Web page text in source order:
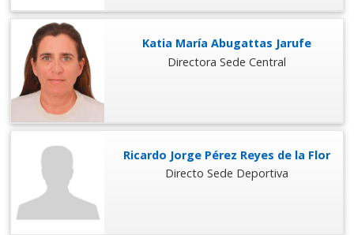
Katia María Abugattas Jarufe
Directora Sede Central
Ricardo Jorge Pérez Reyes de la Flor
Directo Sede Deportiva